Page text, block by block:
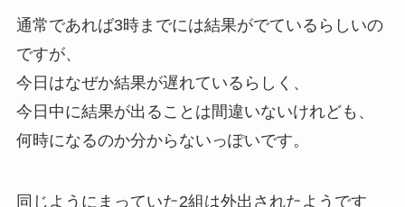
通常であれば3時までには結果がでているらしいの
ですが、
今日はなぜか結果が遅れているらしく、
今日中に結果が出ることは間違いないけれども、
何時になるのか分からないっぽいです。
同じようにまっていた2組は外出されたようです